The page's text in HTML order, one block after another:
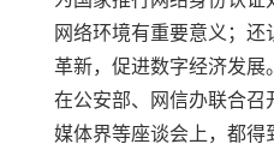
网络环境有重要意义；
革新，促进数字经济发展。
在公安部、网信办联合
媒体界等座谈会上，都